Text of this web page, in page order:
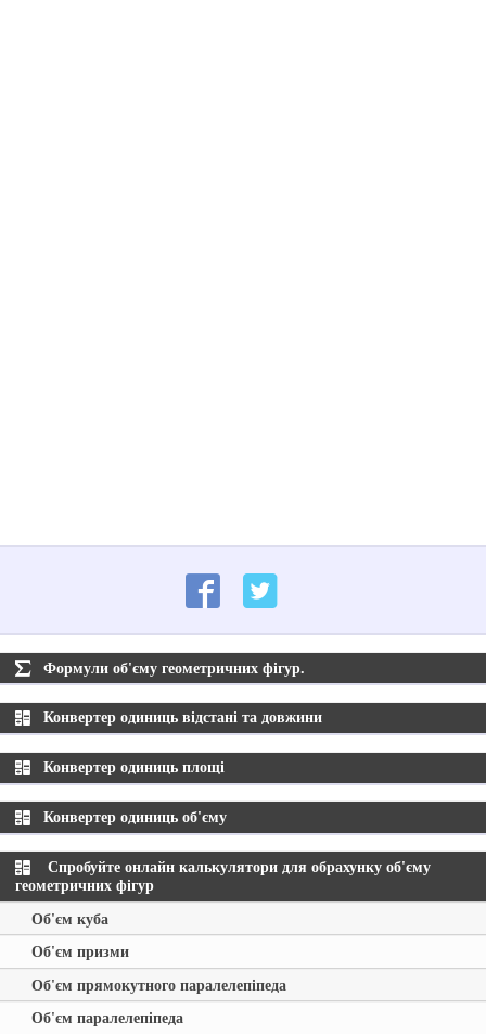
Формули об'єму геометричних фігур.
Конвертер одиниць відстані та довжини
Конвертер одиниць площі
Конвертер одиниць об'єму
Спробуйте онлайн калькулятори для обрахунку об'єму
геометричних фігур
Об'єм куба
Об'єм призми
Об'єм прямокутного паралелепіпеда
Об'єм паралелепіпеда